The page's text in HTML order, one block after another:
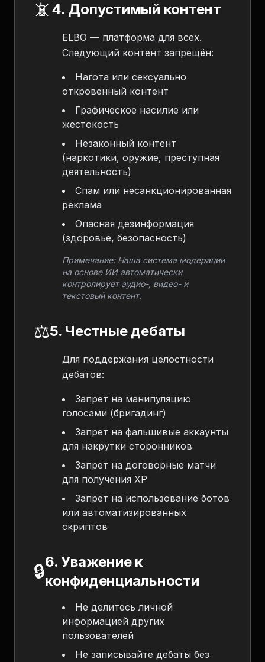
📵 4. Допустимый контент
ELBO — платформа для всех.
Следующий контент запрещён:
Нагота или сексуально
откровенный контент
Графическое насилие или
жестокость
Незаконный контент
(наркотики, оружие, преступная
деятельность)
Спам или несанкционированная
реклама
Опасная дезинформация
(здоровье, безопасность)
Примечание: Наша система модерации
на основе ИИ автоматически
контролирует аудио-, видео- и
текстовый контент.
⚖️5. Честные дебаты
Для поддержания целостности
дебатов:
Запрет на манипуляцию
голосами (бригадинг)
Запрет на фальшивые аккаунты
для накрутки сторонников
Запрет на договорные матчи
для получения XP
Запрет на использование ботов
или автоматизированных
скриптов
🔒6. Уважение к
конфиденциальности
Не делитесь личной
информацией других
пользователей
Не записывайте дебаты без